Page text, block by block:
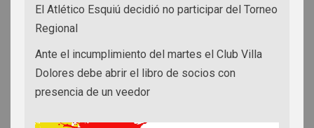
El Atlético Esquiú decidió no participar del Torneo
Regional
Ante el incumplimiento del martes el Club Villa
Dolores debe abrir el libro de socios con
presencia de un veedor